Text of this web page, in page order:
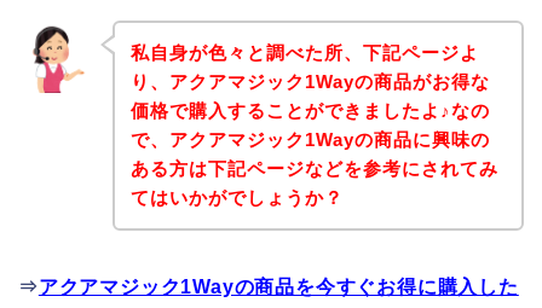
私自身が色々と調べた所、下記ページよ
り、アクアマジック1Wayの商品がお得な
価格で購入することができましたよ♪なの
で、アクアマジック1Wayの商品に興味の
ある方は下記ページなどを参考にされてみ
てはいかがでしょうか？
⇒アクアマジック1Wayの商品を今すぐお得に購入した